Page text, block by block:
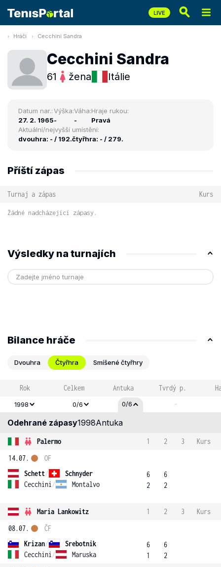
Hráči Cecchini Sandra
Cecchini Sandra
61 žena Itálie
Datum nar.:
27. 2. 1965
Výška:
-
Váha:
-
Hraje rukou:
Pravá
Aktuální/nejvyšší umístění:
dvouhra: - / 192.čtyřhra: - / 279.
Příští zápas
Turnaj a zápas Kurs
Žádné nadcházející zápasy.
Výsledky na turnajích
Bilance hráče
Dvouhra Čtyřhra Smíšené čtyřhry
Rok Celkem Antuka Tvrdý p.
1998 0/6 0/6 -
Odehrané zápasy1998Antuka
Palermo 1 2 3
Kurs
14.07.
Schett/
Schnyder
Cecchini / Montalvo
OF
6
2
6
2
Maria Lankowitz 1 2 3
Kurs
08.07.
Krizan/
Srebotnik
Cecchini / Maruska
ČF
6
1
6
2